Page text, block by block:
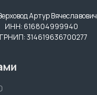
Артур Вячеславович
ИНН: 616804999940
314619636700277